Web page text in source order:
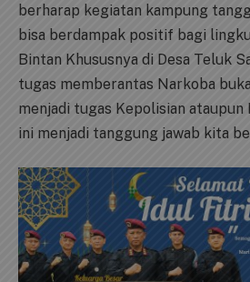
berharap kegiatan kampung
bisa berdampak positif bagi
Bintan Khususnya di Desa Teluk
tugas memberantas Narkoba
menjadi tugas Kepolisian ataupun
ini menjadi tanggung jawab kita